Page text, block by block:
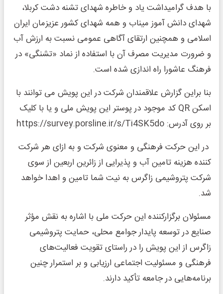
با هدف گرامیداشت یاد و خاطره شهدای تشنه دشت کربلا،
شهدای دانش آموز میناب و همه شهدای کشور عزیزمان ایران
اسلامی و همچنین ارتقای آگاهی عمومی نسبت به ارزش آب
و ضرورت مدیریت مصرف آن با استفاده از نماد «تشنگی» در
فرهنگ عاشورا راه اندازی شده است.
بنا براین گزارش علاقمندان شرکت در این پویش می توانند با
اسکن QR کد موجود در پوستر این پویش ملی و یا با کلیک
بر روی آدرس: https://survey.porsline.ir/s/Ti4SK5do
در این حرکت فرهنگی و معنوی شرکت و به ازای هر شرکت
کننده هزینه تامین آب و پذیرایی از زائرین اربعین از سوی
شرکت پتروشیمی زاگرس به نیت شما تامین و اهدا خواهد
شد.
مسئولان برگزارکننده این حرکت ملی با اشاره به نقش مؤثر
صنایع در توسعه پایدار جوامع محلی، حمایت پتروشیمی
زاگرس از این پویش را در راستای تقویت فعالیت‌های
فرهنگی و مسئولیت اجتماعی ارزیابی و بر استمرار چنین
برنامه‌هایی در جامعه تأکید دارند.